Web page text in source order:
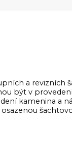
a revizních
být v
kamenina a